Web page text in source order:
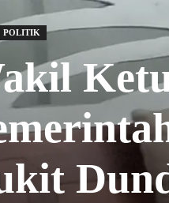
POLITIK